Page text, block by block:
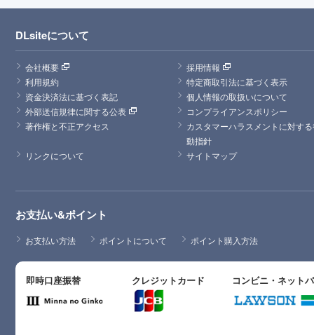
DLsiteについて
会社概要
採用情報
利用規約
特定商取引法に基づく表示
資金決済法に基づく表記
個人情報の取扱いについて
外部送信規律に関する公表
コンプライアンスポリシー
著作権と不正アクセス
カスタマーハラスメントに対す
動指針
リンクについて
サイトマップ
お支払い&ポイント
お支払い方法 ポイントについて ポイント購入方法
即時口座振替 クレジットカード コンビニ・ネット